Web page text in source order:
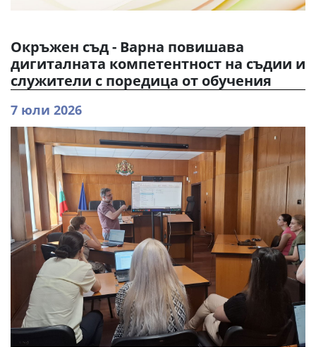
Окръжен съд - Варна повишава
дигиталната компетентност на съдии и
служители с поредица от обучения
7 юли 2026